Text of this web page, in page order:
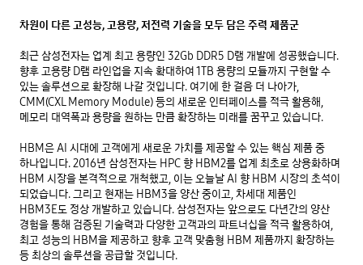
차원이 다른 고성능, 고용량, 저전력 기술을 모두 담은 주력 제품군
최근 삼성전자는 업계 최고 용량인 32Gb DDR5 D램 개발에 성공했습니다.
향후 고용량 D램 라인업을 지속 확대하여 1TB 용량의 모듈까지 구현할 수
있는 솔루션으로 확장해 나갈 것입니다. 여기에 한 걸음 더 나아가,
CMM(CXL Memory Module) 등의 새로운 인터페이스를 적극 활용해,
메모리 대역폭과 용량을 원하는 만큼 확장하는 미래를 꿈꾸고 있습니다.
HBM은 AI 시대에 고객에게 새로운 가치를 제공할 수 있는 핵심 제품 중
하나입니다. 2016년 삼성전자는 HPC 향 HBM2를 업계 최초로 상용화하며
HBM 시장을 본격적으로 개척했고, 이는 오늘날 AI 향 HBM 시장의 초석이
되었습니다. 그리고 현재는 HBM3을 양산 중이고, 차세대 제품인
HBM3E도 정상 개발하고 있습니다. 삼성전자는 앞으로도 다년간의 양산
경험을 통해 검증된 기술력과 다양한 고객과의 파트너십을 적극 활용하여,
최고 성능의 HBM을 제공하고 향후 고객 맞춤형 HBM 제품까지 확장하는
등 최상의 솔루션을 공급할 것입니다.